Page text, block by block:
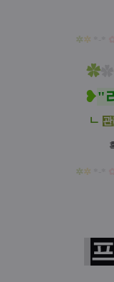
✲✲
✿
❥"
ㄴ 관
✲✲
프